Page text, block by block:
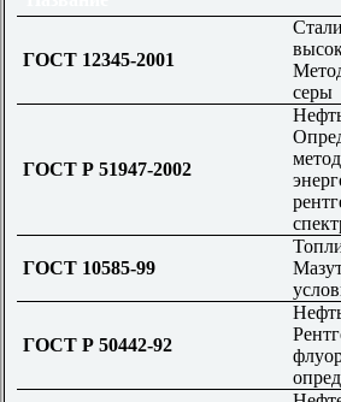
ГОСТ 12345-2001
серы
ГОСТ Р 51947-2002
ГОСТ 10585-99
ГОСТ Р 50442-92